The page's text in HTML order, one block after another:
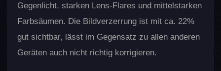
Gegenlicht, starken Lens-Flares und mittelstarken
Farbsäumen. Die Bildverzerrung ist mit ca. 22%
gut sichtbar, lässt im Gegensatz zu allen anderen
Geräten auch nicht richtig korrigieren.